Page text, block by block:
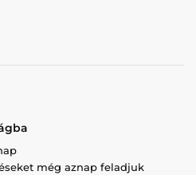
még aznap feladjuk